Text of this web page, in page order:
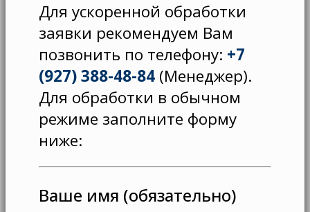
Для ускоренной обработки
заявки рекомендуем Вам
позвонить по телефону: +7
(927) 388-48-84 (Менеджер).
Для обработки в обычном
режиме заполните форму
ниже:
Ваше имя (обязательно)